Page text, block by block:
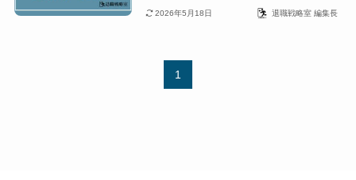
2026年5月18日 退職戦略室 編集長
1